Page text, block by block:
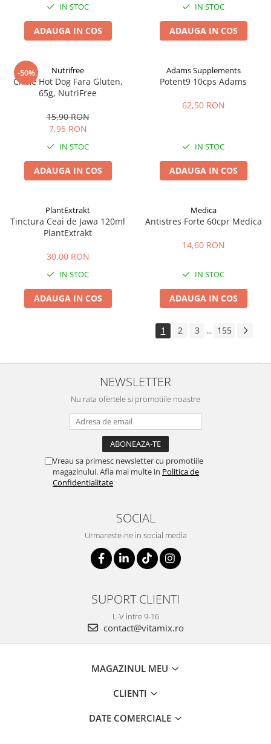
IN STOC
ADAUGA IN COS
IN STOC
ADAUGA IN COS
-50% Nutrifree
Chifle Hot Dog Fara Gluten,
65g, NutriFree
15,90 RON
7,95 RON
IN STOC
ADAUGA IN COS
Adams Supplements
Potent9 10cps Adams
62,50 RON
IN STOC
ADAUGA IN COS
PlantExtrakt
Tinctura Ceai de Jawa 120ml
PlantExtrakt
30,00 RON
IN STOC
ADAUGA IN COS
Medica
Antistres Forte 60cpr Medica
14,60 RON
IN STOC
ADAUGA IN COS
1 2 3 ... 155
NEWSLETTER
Nu rata ofertele si promotiile noastre
Vreau sa primesc newsletter cu promotiile
magazinului. Afla mai multe in Politica de
Confidentialitate
SOCIAL
Urmareste-ne in social media
SUPORT CLIENTI
L-V intre 9-16
contact@vitamix.ro
MAGAZINUL MEU
CLIENTI
DATE COMERCIALE